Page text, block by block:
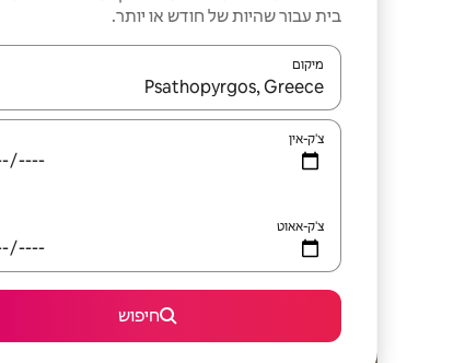
בית עבור שהיות של חודש או יותר.
מיקום
כאשר התוצאות יהיו זמינות, יש לנווט עם מקשי
צ'ק-אין
צ'ק-אאוט
חיפוש